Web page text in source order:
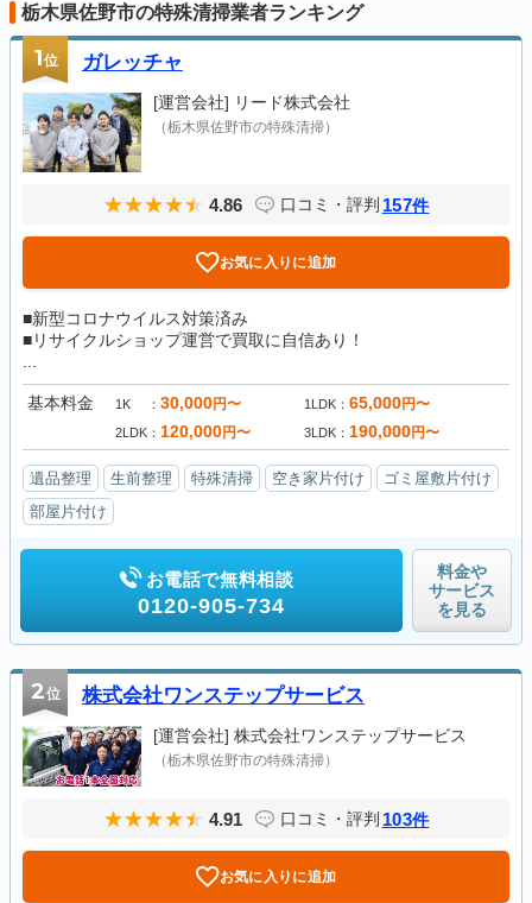
栃木県佐野市の特殊清掃業者ランキング
1位 ガレッチャ
[運営会社] リード株式会社
（栃木県佐野市の特殊清掃）
4.86 口コミ・評判 157件
お気に入りに追加
■新型コロナウイルス対策済み
■リサイクルショップ運営で買取に自信あり！
基本料金 1K 30,000円〜 1LDK 65,000円〜
2LDK 120,000円〜 3LDK 190,000円〜
遺品整理 生前整理 特殊清掃 空き家片付け
ゴミ屋敷片付け
部屋片付け
お電話で無料相談
0120-905-734
料金や
サービス
を見る
2位 株式会社ワンステップサービス
[運営会社] 株式会社ワンステップサービス
（栃木県佐野市の特殊清掃）
4.91 口コミ・評判 103件
お気に入りに追加